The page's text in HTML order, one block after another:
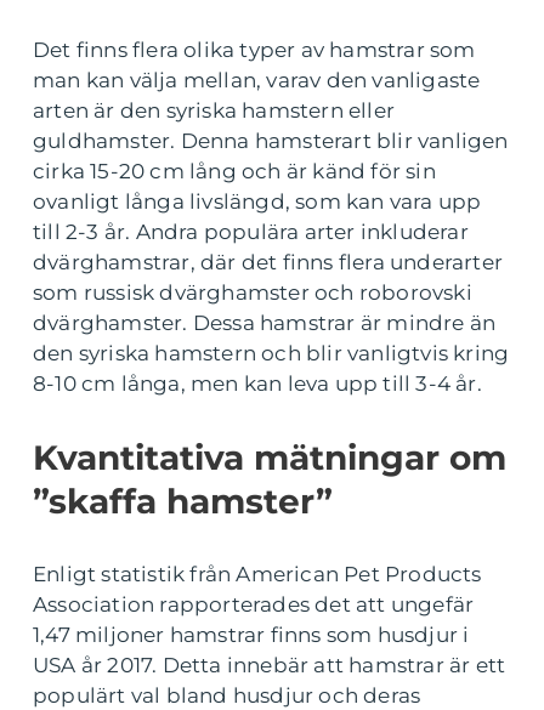
Det finns flera olika typer av hamstrar som
man kan välja mellan, varav den vanligaste
arten är den syriska hamstern eller
guldhamster. Denna hamsterart blir vanligen
cirka 15-20 cm lång och är känd för sin
ovanligt långa livslängd, som kan vara upp
till 2-3 år. Andra populära arter inkluderar
dvärghamstrar, där det finns flera underarter
som russisk dvärghamster och roborovski
dvärghamster. Dessa hamstrar är mindre än
den syriska hamstern och blir vanligtvis kring
8-10 cm långa, men kan leva upp till 3-4 år.
Kvantitativa mätningar om
”skaffa hamster”
Enligt statistik från American Pet Products
Association rapporterades det att ungefär
1,47 miljoner hamstrar finns som husdjur i
USA år 2017. Detta innebär att hamstrar är ett
populärt val bland husdjur och deras